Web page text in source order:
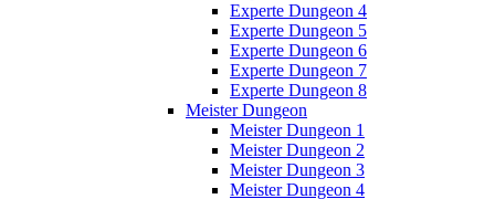
Experte Dungeon 4
Experte Dungeon 5
Experte Dungeon 6
Experte Dungeon 7
Experte Dungeon 8
Meister Dungeon
Meister Dungeon 1
Meister Dungeon 2
Meister Dungeon 3
Meister Dungeon 4